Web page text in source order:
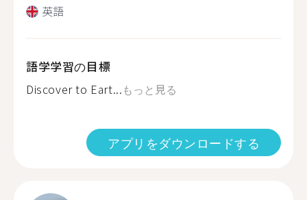
英語
語学学習の目標
Discover to Eart...もっと見る
アプリをダウンロードする